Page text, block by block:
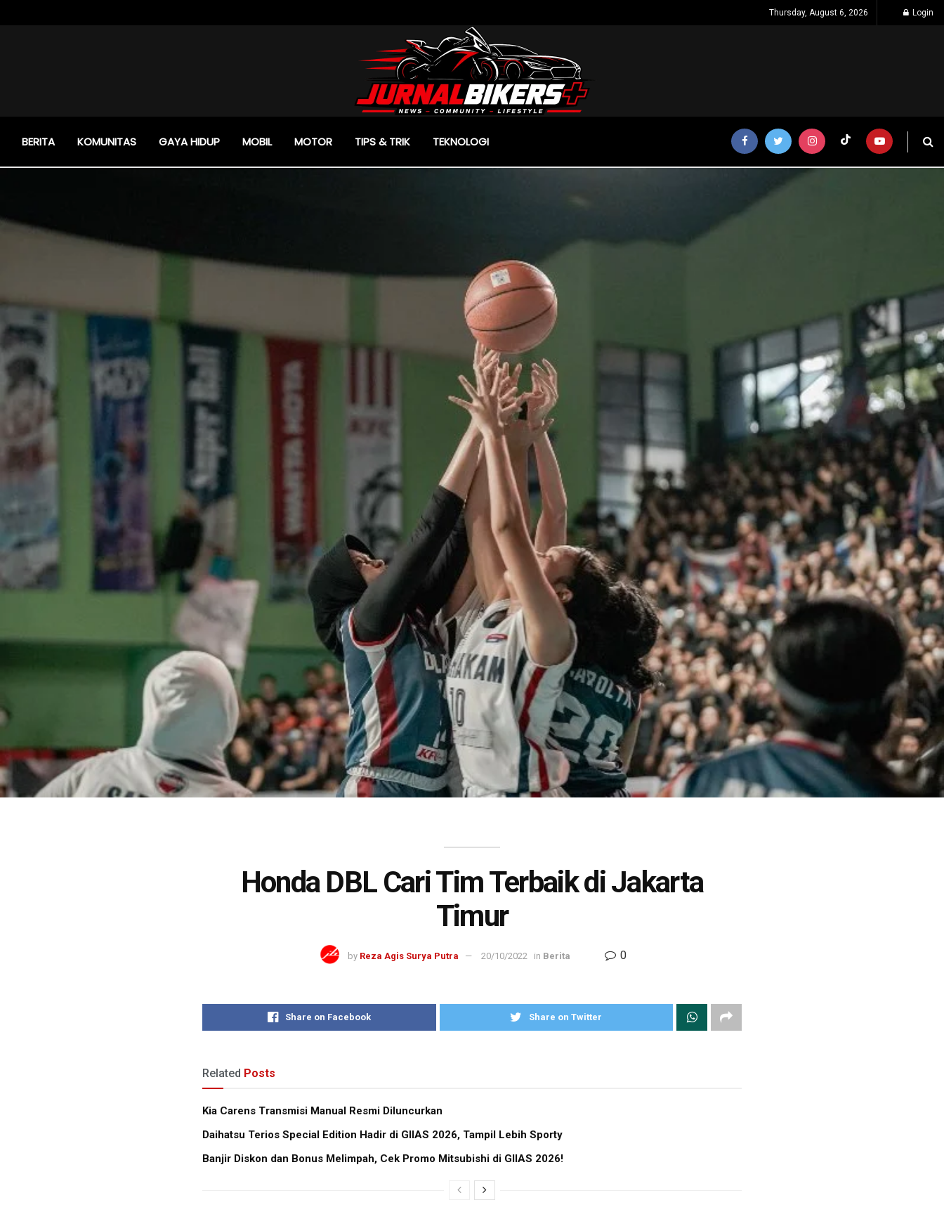
Thursday, August 6, 2026 Login
BERITA KOMUNITAS GAYA HIDUP MOBIL MOTOR TIPS & TRIK TEKNOLOGI
Honda DBL Cari Tim Terbaik di Jakarta
Timur
by Reza Agis Surya Putra 20/10/2022 in Berita 0
Share on Facebook Share on Twitter
Related Posts
Kia Carens Transmisi Manual Resmi Diluncurkan
Daihatsu Terios Special Edition Hadir di GIIAS 2026, Tampil Lebih Sporty
Banjir Diskon dan Bonus Melimpah, Cek Promo Mitsubishi di GIIAS 2026!